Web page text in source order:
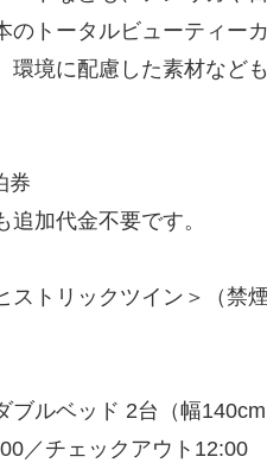
のトータルビューティー
環境に配慮した素材など
券
加代金不要です。
ストリックツイン＞（禁煙
ブルベッド 2台（幅
／チェックアウト12:00